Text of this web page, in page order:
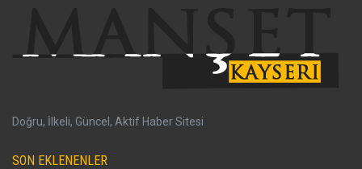
Doğru, İlkeli, Güncel, Aktif Haber Sitesi
SON EKLENENLER